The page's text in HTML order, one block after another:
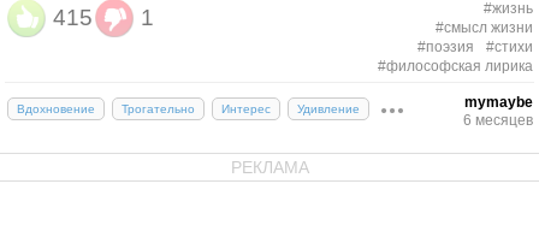
415 1
#жизнь
#смысл жизни
#поэзия
#стихи
#философская лирика
Вдохновение Трогательно Интерес Удивление
mymaybe
6 месяцев
РЕКЛАМА